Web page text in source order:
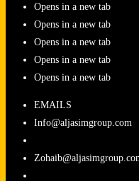
Opens in a new tab
Opens in a new tab
Opens in a new tab
Opens in a new tab
Opens in a new tab
EMAILS
Info@aljasimgroup.com